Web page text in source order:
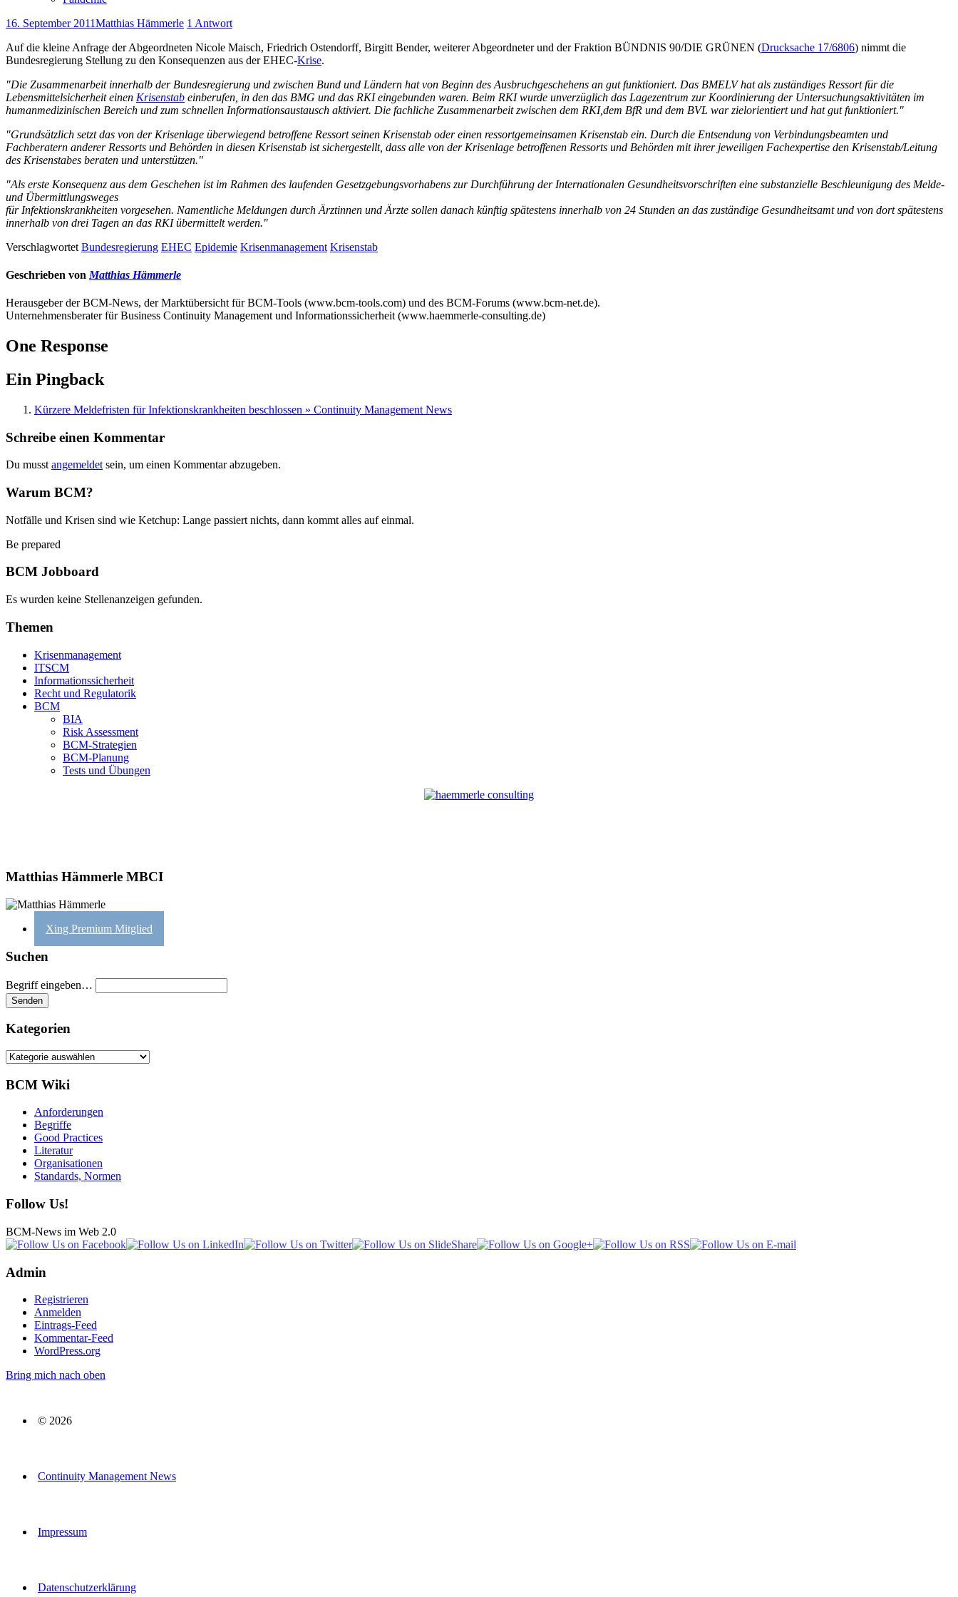
16. September 2011Matthias Hämmerle 1 Antwort
Auf die kleine Anfrage der Abgeordneten Nicole Maisch, Friedrich Ostendorff, Birgitt Bender, weiterer Abgeordneter und der Fraktion BÜNDNIS 90/DIE GRÜNEN (Drucksache 17/6806) nimmt die
Bundesregierung Stellung zu den Konsequenzen aus der EHEC-Krise.
"Die Zusammenarbeit innerhalb der Bundesregierung und zwischen Bund und Ländern hat von Beginn des Ausbruchgeschehens an gut funktioniert. Das BMELV hat als zuständiges Ressort für die
Lebensmittelsicherheit einen Krisenstab einberufen, in den das BMG und das RKI eingebunden waren. Beim RKI wurde unverzüglich das Lagezentrum zur Koordinierung der Untersuchungsaktivitäten im
humanmedizinischen Bereich und zum schnellen Informationsaustausch aktiviert. Die fachliche Zusammenarbeit zwischen dem RKI,dem BfR und dem BVL war zielorientiert und hat gut funktioniert."
"Grundsätzlich setzt das von der Krisenlage überwiegend betroffene Ressort seinen Krisenstab oder einen ressortgemeinsamen Krisenstab ein. Durch die Entsendung von Verbindungsbeamten und
Fachberatern anderer Ressorts und Behörden in diesen Krisenstab ist sichergestellt, dass alle von der Krisenlage betroffenen Ressorts und Behörden mit ihrer jeweiligen Fachexpertise den Krisenstab/Leitung
des Krisenstabes beraten und unterstützen."
"Als erste Konsequenz aus dem Geschehen ist im Rahmen des laufenden Gesetzgebungsvorhabens zur Durchführung der Internationalen Gesundheitsvorschriften eine substanzielle Beschleunigung des Melde-
und Übermittlungsweges
für Infektionskrankheiten vorgesehen. Namentliche Meldungen durch Ärztinnen und Ärzte sollen danach künftig spätestens innerhalb von 24 Stunden an das zuständige Gesundheitsamt und von dort spätestens
innerhalb von drei Tagen an das RKI übermittelt werden."
Verschlagwortet Bundesregierung EHEC Epidemie Krisenmanagement Krisenstab
Geschrieben von Matthias Hämmerle
Herausgeber der BCM-News, der Marktübersicht für BCM-Tools (www.bcm-tools.com) und des BCM-Forums (www.bcm-net.de).
Unternehmensberater für Business Continuity Management und Informationssicherheit (www.haemmerle-consulting.de)
One Response
Ein Pingback
Kürzere Meldefristen für Infektionskrankheiten beschlossen » Continuity Management News
Schreibe einen Kommentar
Du musst angemeldet sein, um einen Kommentar abzugeben.
Warum BCM?
Notfälle und Krisen sind wie Ketchup: Lange passiert nichts, dann kommt alles auf einmal.
Be prepared
BCM Jobboard
Es wurden keine Stellenanzeigen gefunden.
Themen
Krisenmanagement
ITSCM
Informationssicherheit
Recht und Regulatorik
BCM
BIA
Risk Assessment
BCM-Strategien
BCM-Planung
Tests und Übungen
Matthias Hämmerle MBCI
Xing Premium Mitglied
Suchen
Begriff eingeben…
Kategorien
Kategorien
BCM Wiki
Anforderungen
Begriffe
Good Practices
Literatur
Organisationen
Standards, Normen
Follow Us!
BCM-News im Web 2.0
Admin
Registrieren
Anmelden
Eintrags-Feed
Kommentar-Feed
WordPress.org
Bring mich nach oben
© 2026
Continuity Management News
Impressum
Datenschutzerklärung